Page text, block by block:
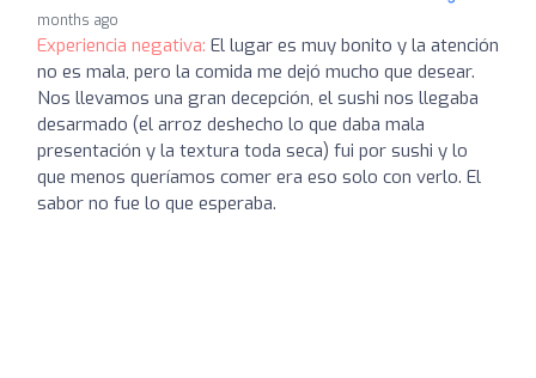
months ago
Experiencia negativa: El lugar es muy bonito y la atención
no es mala, pero la comida me dejó mucho que desear.
Nos llevamos una gran decepción, el sushi nos llegaba
desarmado (el arroz deshecho lo que daba mala
presentación y la textura toda seca) fui por sushi y lo
que menos queríamos comer era eso solo con verlo. El
sabor no fue lo que esperaba.